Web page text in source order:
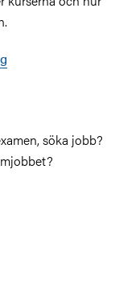
söka jobb?